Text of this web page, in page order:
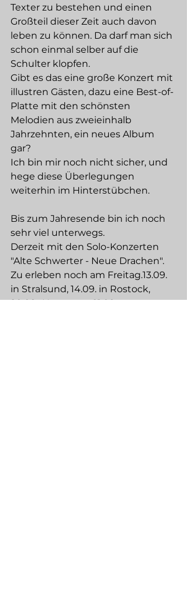
Texter zu bestehen und einen
Großteil dieser Zeit auch davon
leben zu können. Da darf man sich
schon einmal selber auf die
Schulter klopfen.
Gibt es das eine große Konzert mit
illustren Gästen, dazu eine Best-of-
Platte mit den schönsten
Melodien aus zweieinhalb
Jahrzehnten, ein neues Album
gar?
Ich bin mir noch nicht sicher, und
hege diese Überlegungen
weiterhin im Hinterstübchen.
Bis zum Jahresende bin ich noch
sehr viel unterwegs.
Derzeit mit den Solo-Konzerten
"Alte Schwerter - Neue Drachen".
Zu erleben noch am Freitag.13.09.
in Stralsund, 14.09. in Rostock,
20.09.. Hannover, 21.09.